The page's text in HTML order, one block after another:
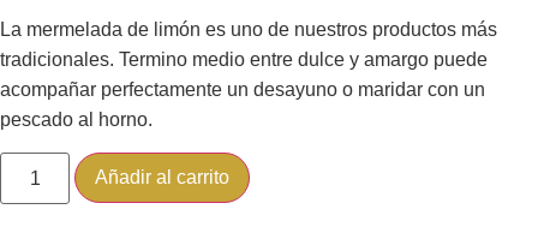
La mermelada de limón es uno de nuestros productos más
tradicionales. Termino medio entre dulce y amargo puede
acompañar perfectamente un desayuno o maridar con un
pescado al horno.
Añadir al carrito